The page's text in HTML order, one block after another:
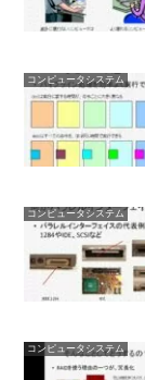
コンピュータシステム
コンピュータシステム
コンピュータシステム